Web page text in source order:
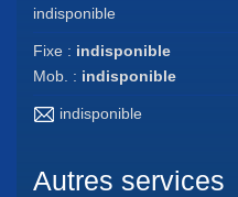
indisponible
Fixe : indisponible
Mob. : indisponible
indisponible
Autres services